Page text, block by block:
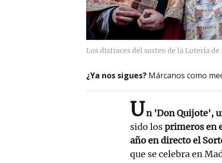
Los disfraces del sorteo de la Lotería de
¿Ya nos sigues? Márcanos como
Un 'Don Quijote',
sido losprimeros en
año en directo el
que se celebra en